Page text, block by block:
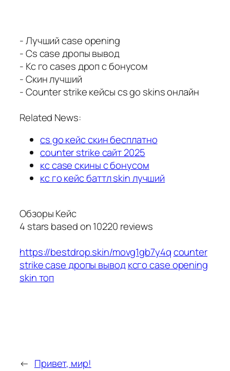
- Лучший case opening
- Cs case дропы вывод
- Кс го cases дроп с бонусом
- Скин лучший
- Counter strike кейсы cs go skins онлайн
Related News:
cs go кейс скин бесплатно
counter strike сайт 2025
кс case скины с бонусом
кс го кейс баттл skin лучший
Обзоры Кейс
4 stars based on10220 reviews
https://bestdrop.skin/movg1gb7y4qcounter
strike case дропы вывод ксго case opening
skin топ
← Привет, мир!